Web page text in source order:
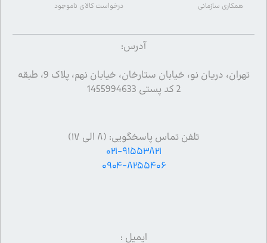
همکاری سازمانی
درخواست کالای ناموجود
آدرس:
تهران، دریان نو، خیابان ستارخان، خیابان نهم، پلاک 9، طبقه
2 کد پستی 1455994633
تلفن تماس پاسخگویی: (۸ الی ۱۷)
۰۲۱-۹۱۵۵۳۸۲۱
۰۹۰۴-۸۲۵۵۴۰۶
ایمیل :